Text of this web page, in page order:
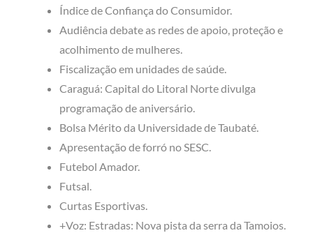
Índice de Confiança do Consumidor.
Audiência debate as redes de apoio, proteção e
acolhimento de mulheres.
Fiscalização em unidades de saúde.
Caraguá: Capital do Litoral Norte divulga
programação de aniversário.
Bolsa Mérito da Universidade de Taubaté.
Apresentação de forró no SESC.
Futebol Amador.
Futsal.
Curtas Esportivas.
+Voz: Estradas: Nova pista da serra da Tamoios.